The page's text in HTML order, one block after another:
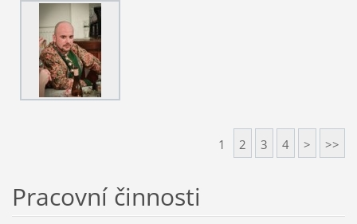
1 2 3 4 > >>
Pracovní činnosti